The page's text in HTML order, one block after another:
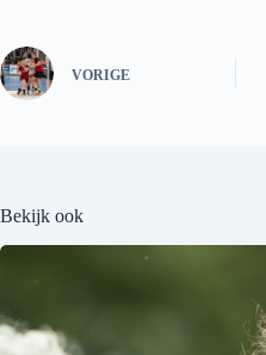
VORIGE
Bekijk ook